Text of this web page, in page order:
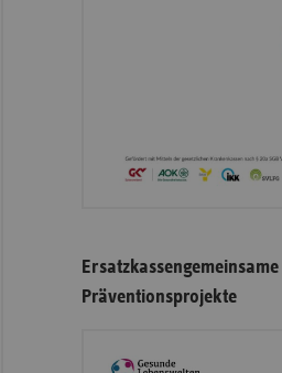
Ersatzkassengemeinsame
Präventionsprojekte